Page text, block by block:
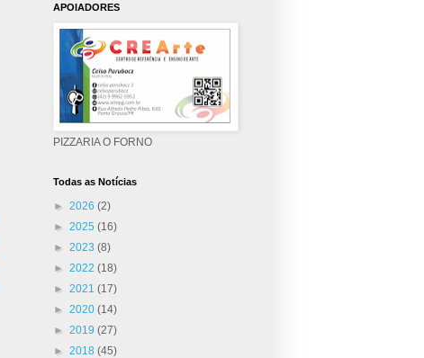
APOIADORES
PIZZARIA O FORNO
Todas as Notícias
► 2026 (2)
► 2025 (16)
► 2023 (8)
► 2022 (18)
► 2021 (17)
► 2020 (14)
► 2019 (27)
► 2018 (45)